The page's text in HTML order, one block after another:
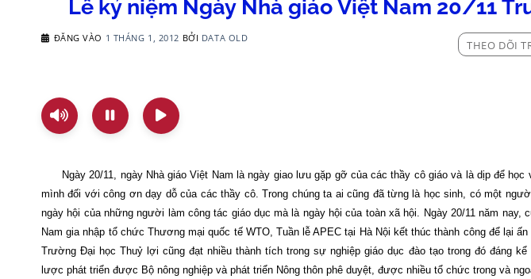
Lễ kỷ niệm Ngày Nhà giáo Việt Nam 20/11
ĐĂNG VÀO 1 THÁNG 1, 2012 BỞI DATA OLD
THEO DÕI
Ngày 20/11, ngày Nhà giáo Việt Nam là ngày giao lưu gặp gỡ của các thầy cô giáo và là dịp để
mình đối với công ơn dạy dỗ của các thầy cô. Trong chúng ta ai cũng đã từng là học sinh, có một
ngày hội của những người làm công tác giáo dục mà là ngày hội của toàn xã hội. Ngày 20/11 năm
Nam gia nhập tổ chức Thương mại quốc tế WTO, Tuần lễ APEC tại Hà Nội kết thúc thành công để lại
Trường Đại học Thuỷ lợi cũng đạt nhiều thành tích trong sự nghiệp giáo dục đào tạo trong đó đáng
lược phát triển được Bộ nông nghiệp và phát triển Nông thôn phê duyệt, được nhiều tổ chức trong và